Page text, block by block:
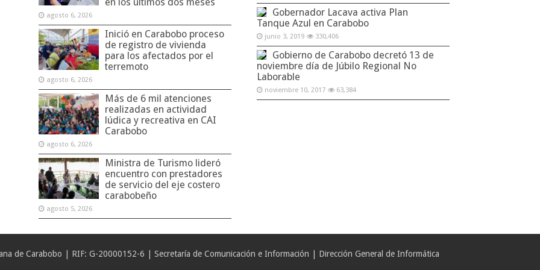
agosto 6, 2026
Inició en Carabobo proceso
de registro de vivienda
para los afectados por el
terremoto
agosto 6, 2026
Más de 6 mil atenciones
realizadas en actividad
lúdica y recreativa en CAI
Carabobo
agosto 6, 2026
Ministra de Turismo lideró
encuentro con prestadores
de servicio del eje costero
carabobeño
agosto 5, 2026
Gobernador Lacava activa Plan
Tanque Azul en Carabobo
junio 3, 2019 330,406
Gobierno de Carabobo decretó 13 de
noviembre día de Júbilo Regional No
Laborable
noviembre 10, 2017 63,384
de Carabobo | RIF: G-20000152-6 | Secretaría de Comunicación e Información | Dirección General de Informática